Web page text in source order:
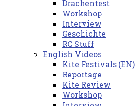
Drachentest
Workshop
Interview
Geschichte
RC Stuff
English Videos
Kite Festivals (EN)
Reportage
Kite Review
Workshop